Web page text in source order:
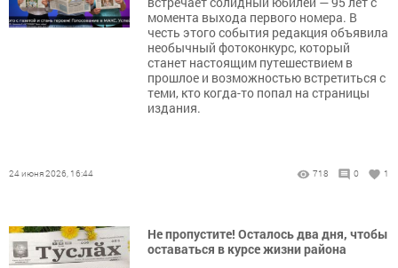
момента выхода первого номера. В
честь этого события редакция объявила
необычный фотоконкурс, который
станет настоящим путешествием в
прошлое и возможностью встретиться с
теми, кто когда-то попал на страницы
издания.
24 июня 2026, 16:44 718 0 1
Не пропустите! Осталось два дня, чтобы
оставаться в курсе жизни района